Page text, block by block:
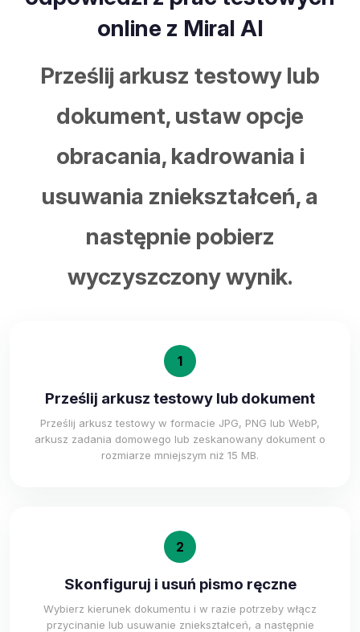
online z Miral AI
Prześlij arkusz testowy lub
dokument, ustaw opcje
obracania, kadrowania i
usuwania zniekształceń, a
następnie pobierz
wyczyszczony wynik.
1
Prześlij arkusz testowy lub dokument
Prześlij arkusz testowy w formacie JPG, PNG lub WebP,
arkusz zadania domowego lub zeskanowany dokument o
rozmiarze mniejszym niż 15 MB.
2
Skonfiguruj i usuń pismo ręczne
Wybierz kierunek dokumentu i w razie potrzeby włącz
przycinanie lub usuwanie zniekształceń, a następnie